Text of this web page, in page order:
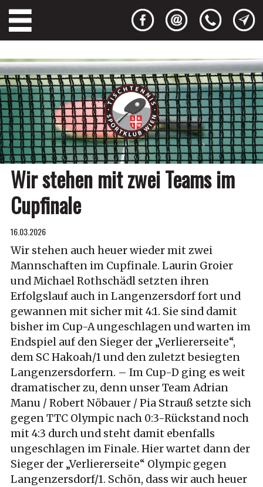
Wir stehen mit zwei Teams im
Cupfinale
16.03.2026
Wir stehen auch heuer wieder mit zwei
Mannschaften im Cupfinale. Laurin Groier
und Michael Rothschädl setzten ihren
Erfolgslauf auch in Langenzersdorf fort und
gewannen mit sicher mit 4:1. Sie sind damit
bisher im Cup-A ungeschlagen und warten im
Endspiel auf den Sieger der „Verliererseite“,
dem SC Hakoah/1 und den zuletzt besiegten
Langenzersdorfern. – Im Cup-D ging es weit
dramatischer zu, denn unser Team Adrian
Manu / Robert Nöbauer / Pia Strauß setzte sich
gegen TTC Olympic nach 0:3-Rückstand noch
mit 4:3 durch und steht damit ebenfalls
ungeschlagen im Finale. Hier wartet dann der
Sieger der „Verliererseite“ Olympic gegen
Langenzersdorf/1. Schön, dass wir auch heuer